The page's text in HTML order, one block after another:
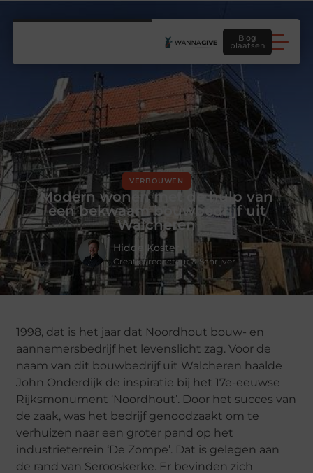
Blog
plaatsen
VERBOUWEN
Modern wonen met de hulp van
een bekwaam bouwbedrijf uit
Walcheren
Hidde Koster
Creatief redacteur & Schrijver
1998, dat is het jaar dat Noordhout bouw- en
aannemersbedrijf het levenslicht zag. Voor de
naam van dit bouwbedrijf uit Walcheren haalde
John Onderdijk de inspiratie bij het 17e-eeuwse
Rijksmonument ‘Noordhout’. Door het succes van
de zaak, was het bedrijf genoodzaakt om te
verhuizen naar een groter pand op het
industrieterrein ‘De Zompe’. Dat is gelegen aan
de rand van Serooskerke. Er bevinden zich